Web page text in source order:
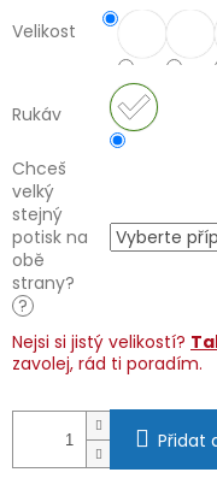
Velikost
Rukáv
Chceš
velký
stejný
potisk na
obě
strany?
?
Nejsi si jistý velikostí?
zavolej, rád ti poradím.
Přidat